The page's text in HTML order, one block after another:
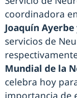
coordinadora
Joaquín Ayerbe
servicios de
Mundial de la
celebra hoy